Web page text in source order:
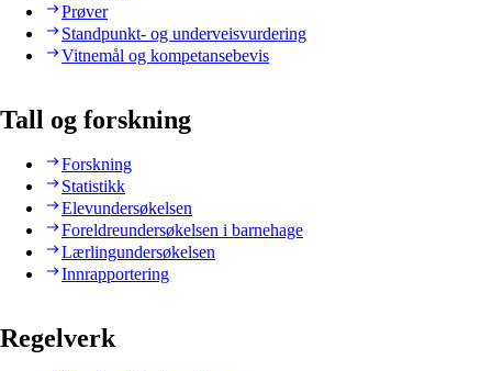
Prøver
Standpunkt- og underveisvurdering
Vitnemål og kompetansebevis
Tall og forskning
Forskning
Statistikk
Elevundersøkelsen
Foreldreundersøkelsen i barnehage
Lærlingundersøkelsen
Innrapportering
Regelverk